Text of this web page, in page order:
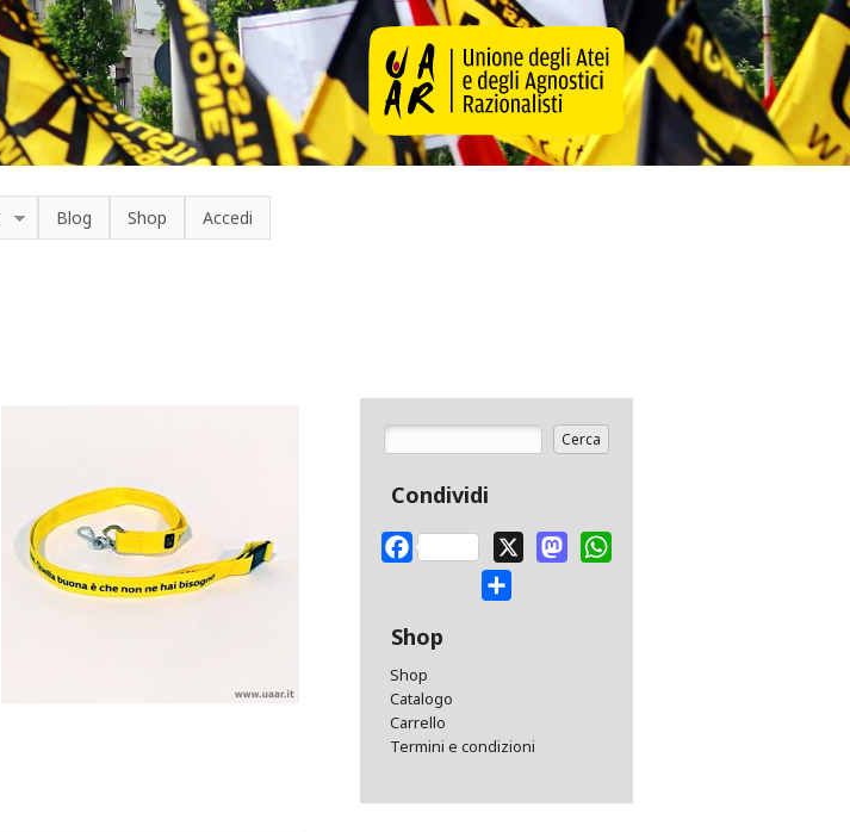
Blog Shop Accedi
Form di ricerca
Cerca
Condividi
Facebook
X Mastodon
WhatsApp
Shop
Shop
Catalogo
Carrello
Termini e condizioni